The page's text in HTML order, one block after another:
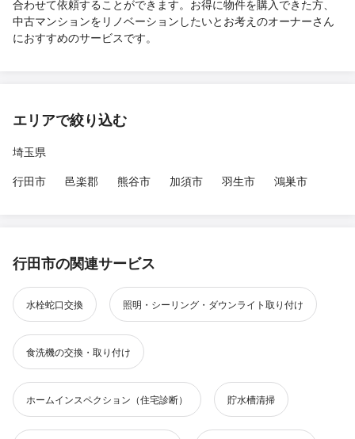
合わせて依頼することができます。お得に物件を購入できた方、
中古マンションをリノベーションしたいとお考えのオーナーさん
におすすめのサービスです。
エリアで絞り込む
埼玉県
行田市
邑楽郡 熊谷市 加須市 羽生市 鴻巣市
行田市の関連サービス
水栓蛇口交換 照明・シーリング・ダウンライト取り付け
食洗機の交換・取り付け
ホームインスペクション（住宅診断） 貯水槽清掃